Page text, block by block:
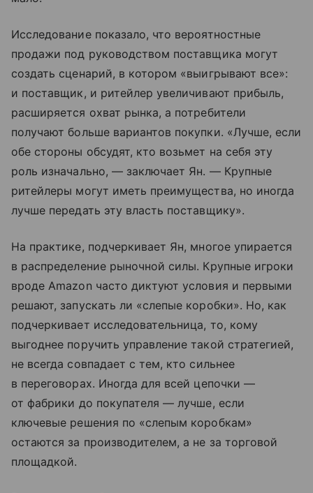
Исследование показало, что вероятностные
продажи под руководством поставщика могут
создать сценарий, в котором «выигрывают все»:
и поставщик, и ритейлер увеличивают прибыль,
расширяется охват рынка, а потребители
получают больше вариантов покупки. «Лучше, если
обе стороны обсудят, кто возьмет на себя эту
роль изначально, — заключает Ян. — Крупные
ритейлеры могут иметь преимущества, но иногда
лучше передать эту власть поставщику».
На практике, подчеркивает Ян, многое упирается
в распределение рыночной силы. Крупные игроки
вроде Amazon часто диктуют условия и первыми
решают, запускать ли «слепые коробки». Но, как
подчеркивает исследовательница, то, кому
выгоднее поручить управление такой стратегией,
не всегда совпадает с тем, кто сильнее
в переговорах. Иногда для всей цепочки —
от фабрики до покупателя — лучше, если
ключевые решения по «слепым коробкам»
остаются за производителем, а не за торговой
площадкой.